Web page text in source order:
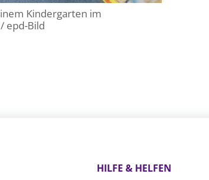
Kindergarten im
epd-Bild
HILFE & HELFEN